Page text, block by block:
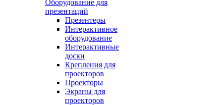
Оборудование для
презентаций
Презентеры
Интерактивное
оборудование
Интерактивные
доски
Крепления для
проекторов
Проекторы
Экраны для
проекторов